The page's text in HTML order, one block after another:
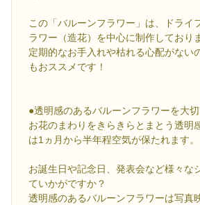
この「バルーンフラワー」は、ドライ
ラワー（造花）を中心に制作しており
定期的なお手入れや枯れる心配がない
もおススメです！
●透明感のあるバルーンフラワーを大
お花のまわりをきらきらとまとう透明
は1ヵ月から半年程空気が保たれます。
お誕生日や記念日、発表会など様々な
ていかがですか？
透明感のあるバルーンフラワーは写真